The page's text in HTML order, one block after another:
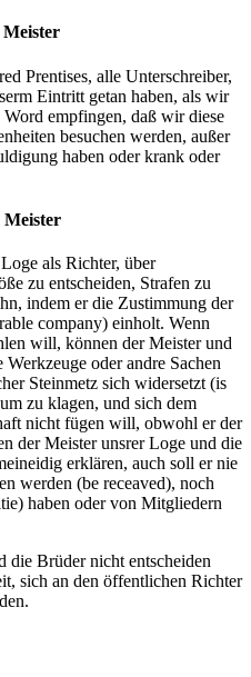
Prentises, alle Unterschreiber,
Eintritt getan haben, als wir
empfingen, daß wir diese
besuchen werden, außer
haben oder krank oder
Meister
als Richter, über
zu entscheiden, Strafen zu
indem er die Zustimmung der
company) einholt. Wenn
will, können der Meister und
oder andre Sachen
Steinmetz sich widersetzt (is
zu klagen, und sich dem
nicht fügen will, obwohl er der
der Meister unsrer Loge und die
erklären, auch soll er nie
werden (be receaved), noch
haben oder von Mitgliedern
die Brüder nicht entscheiden
sich an den öffentlichen Richter